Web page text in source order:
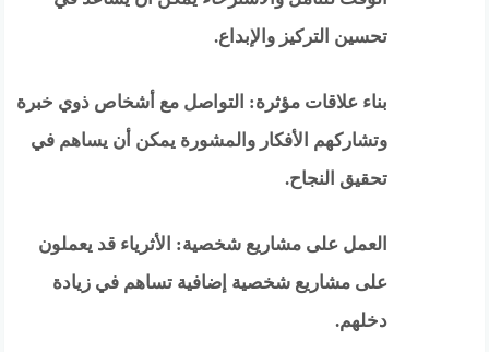
تحسين التركيز والإبداع.
بناء علاقات مؤثرة: التواصل مع أشخاص ذوي خبرة
وتشاركهم الأفكار والمشورة يمكن أن يساهم في
تحقيق النجاح.
العمل على مشاريع شخصية: الأثرياء قد يعملون
على مشاريع شخصية إضافية تساهم في زيادة
دخلهم.